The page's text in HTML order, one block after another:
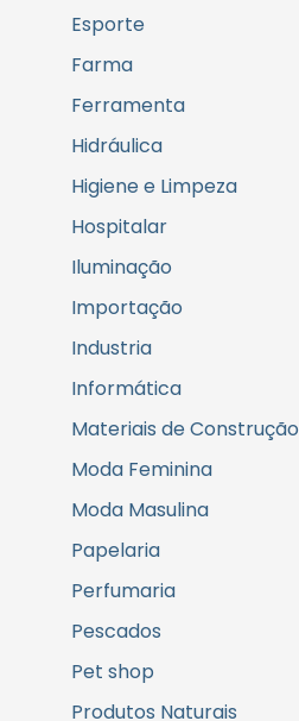
Esporte
Farma
Ferramenta
Hidráulica
Higiene e Limpeza
Hospitalar
Iluminação
Importação
Industria
Informática
Materiais de Construção
Moda Feminina
Moda Masulina
Papelaria
Perfumaria
Pescados
Pet shop
Produtos Naturais